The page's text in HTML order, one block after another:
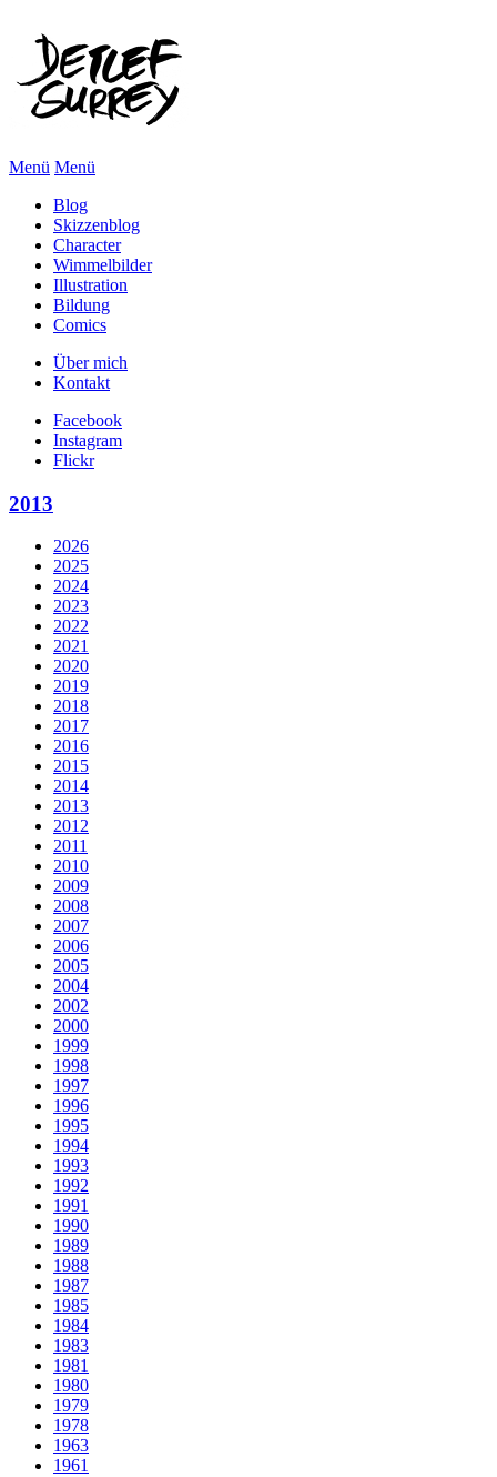
Menü Menü
Blog
Skizzenblog
Character
Wimmelbilder
Illustration
Bildung
Comics
Über mich
Kontakt
Facebook
Instagram
Flickr
2013
2026
2025
2024
2023
2022
2021
2020
2019
2018
2017
2016
2015
2014
2013
2012
2011
2010
2009
2008
2007
2006
2005
2004
2002
2000
1999
1998
1997
1996
1995
1994
1993
1992
1991
1990
1989
1988
1987
1985
1984
1983
1981
1980
1979
1978
1963
1961